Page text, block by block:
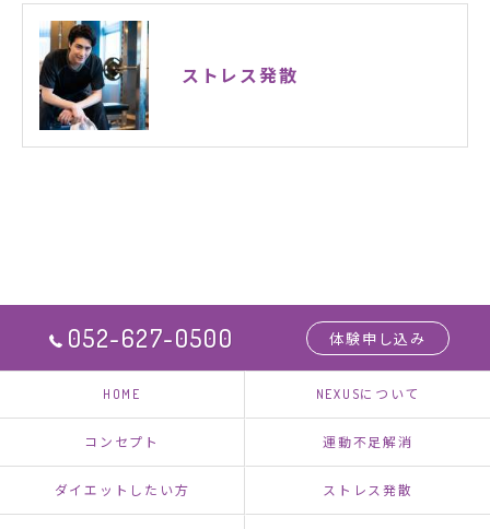
ストレス発散
052-627-0500 体験申し込み
HOME NEXUSについて
コンセプト 運動不足解消
ダイエットしたい方 ストレス発散